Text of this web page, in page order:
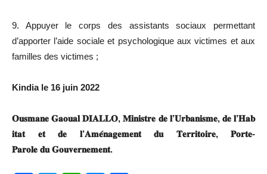
9. Appuyer le corps des assistants sociaux permettant
d’apporter l’aide sociale et psychologique aux victimes et aux
familles des victimes ;
Kindia le 16 juin 2022
𝐎𝐮𝐬𝐦𝐚𝐧𝐞 𝐆𝐚𝐨𝐮𝐚𝐥 𝐃𝐈𝐀𝐋𝐋𝐎, 𝐌𝐢𝐧𝐢𝐬𝐭𝐫𝐞 𝐝𝐞 𝐥’𝐔𝐫𝐛𝐚𝐧𝐢𝐬𝐦𝐞, 𝐝𝐞 𝐥’𝐇𝐚𝐛
𝐢𝐭𝐚𝐭 𝐞𝐭 𝐝𝐞 𝐥’𝐀𝐦𝐞́𝐧𝐚𝐠𝐞𝐦𝐞𝐧𝐭 𝐝𝐮 𝐓𝐞𝐫𝐫𝐢𝐭𝐨𝐢𝐫𝐞, 𝐏𝐨𝐫𝐭𝐞-
𝐏𝐚𝐫𝐨𝐥𝐞 𝐝𝐮 𝐆𝐨𝐮𝐯𝐞𝐫𝐧𝐞𝐦𝐞𝐧𝐭.